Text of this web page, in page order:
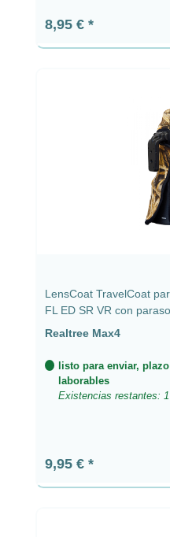
Precio normal:
8,95 €
LensCoat TravelCoat
FL ED SR VR con
Realtree Max4
listo para enviar,
laborables
Existencias restantes: 1
Precio normal:
9,95 €